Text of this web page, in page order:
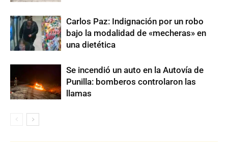
Carlos Paz: Indignación por un robo
bajo la modalidad de «mecheras» en
una dietética
Se incendió un auto en la Autovía de
Punilla: bomberos controlaron las
llamas